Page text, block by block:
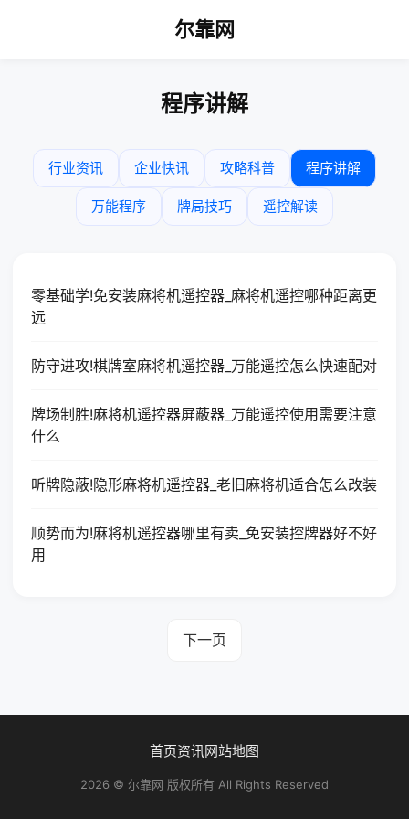
尔靠网
程序讲解
行业资讯 企业快讯 攻略科普 程序讲解
万能程序 牌局技巧 遥控解读
零基础学!免安装麻将机遥控器_麻将机遥控哪种距离更
远
防守进攻!棋牌室麻将机遥控器_万能遥控怎么快速配对
牌场制胜!麻将机遥控器屏蔽器_万能遥控使用需要注意
什么
听牌隐蔽!隐形麻将机遥控器_老旧麻将机适合怎么改装
顺势而为!麻将机遥控器哪里有卖_免安装控牌器好不好
用
下一页
首页资讯网站地图
2026 © 尔靠网 版权所有 All Rights Reserved